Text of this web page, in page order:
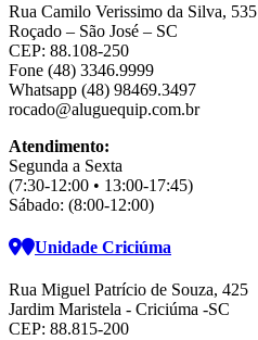
Rua Camilo Verissimo da Silva, 535
Roçado – São José – SC
CEP: 88.108-250
Fone (48) 3346.9999
Whatsapp (48) 98469.3497
rocado@aluguequip.com.br
Atendimento:
Segunda a Sexta
(7:30-12:00 • 13:00-17:45)
Sábado: (8:00-12:00)
Unidade Criciúma
Rua Miguel Patrício de Souza, 425
Jardim Maristela - Criciúma -SC
CEP: 88.815-200